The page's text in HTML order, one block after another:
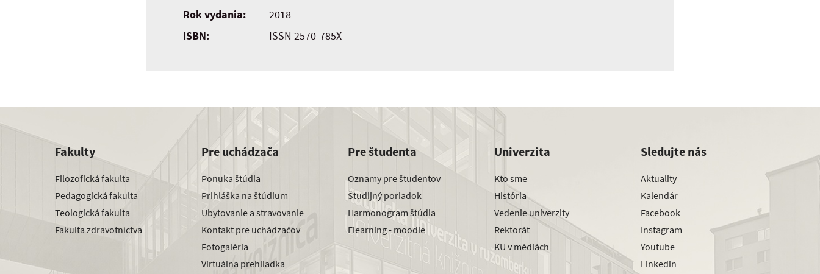
Rok vydania:
2018
ISBN:
ISSN 2570-785X
Fakulty
Filozofická fakulta
Pedagogická fakulta
Teologická fakulta
Fakulta zdravotníctva
Pre uchádzača
Ponuka štúdia
Prihláška na štúdium
Ubytovanie a stravovanie
Kontakt pre uchádzačov
Fotogaléria
Virtuálna prehliadka
Pre študenta
Oznamy pre študentov
Študijný poriadok
Harmonogram štúdia
Elearning - moodle
Univerzita
Kto sme
História
Vedenie univerzity
Rektorát
KU v médiách
Sledujte nás
Aktuality
Kalendár
Facebook
Instagram
Youtube
Linkedin